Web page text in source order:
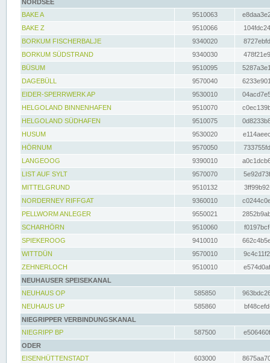
NORDSEE
BAKE A
9510063
BAKE Z
9510066
BORKUM FISCHERBALJE
9340020
BORKUM SÜDSTRAND
9340030
BÜSUM
9510095
DAGEBÜLL
9570040
EIDER-SPERRWERK AP
9530010
HELGOLAND BINNENHAFEN
9510070
HELGOLAND SÜDHAFEN
9510075
HUSUM
9530020
HÖRNUM
9570050
LANGEOOG
9390010
LIST AUF SYLT
9570070
MITTELGRUND
9510132
NORDERNEY RIFFGAT
9360010
PELLWORM ANLEGER
9550021
SCHARHÖRN
9510060
SPIEKEROOG
9410010
WITTDÜN
9570010
ZEHNERLOCH
9510010
NEUHAUSER SPEISEKANAL
NEUHAUS OP
585850
NEUHAUS UP
585860
NIEGRIPPER VERBINDUNGSKANAL
NIEGRIPP BP
587500
ODER
EISENHÜTTENSTADT
603000